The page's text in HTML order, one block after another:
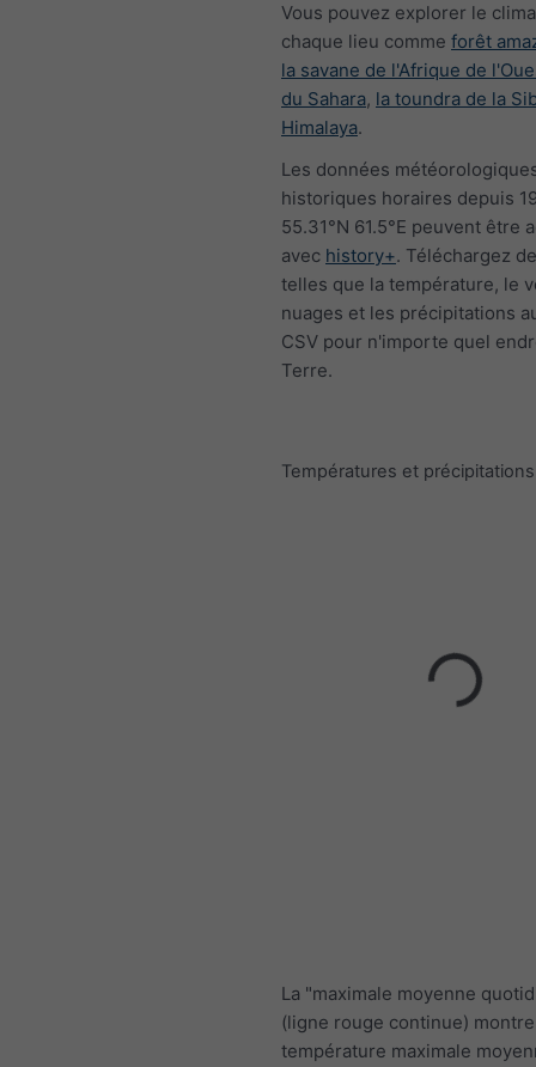
Vous pouvez explorer le
chaque lieu comme forêt
la savane de l'Afrique de
du Sahara, la toundra de la
Himalaya.
Les données
historiques horaires depuis
55.31°N 61.5°E peuvent être
avec history+. Téléchargez
telles que la température, le
nuages et les précipitations
CSV pour n'importe quel
Terre.
Températures et
La "maximale moyenne
(ligne rouge continue)
température maximale